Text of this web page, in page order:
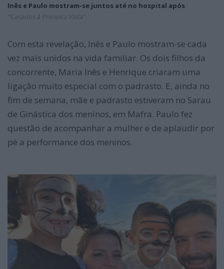
Inês e Paulo mostram-se juntos até no hospital após
“Casados à Primeira Vista”
Com esta revelação, Inês e Paulo mostram-se cada
vez mais unidos na vida familiar. Os dois filhos da
concorrente, Maria Inês e Henrique criaram uma
ligação muito especial com o padrasto. E, ainda no
fim de semana, mãe e padrasto estiveram no Sarau
de Ginástica dos meninos, em Mafra. Paulo fez
questão de acompanhar a mulher e de aplaudir por
pé a performance dos meninos.